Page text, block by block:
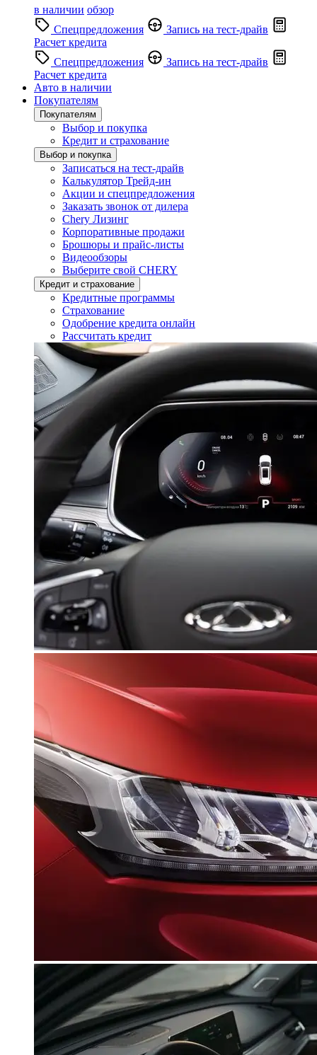
в наличии обзор
Спецпредложения
Запись на тест-драйв
Расчет кредита
Спецпредложения
Запись на тест-драйв
Расчет кредита
Авто в наличии
Покупателям
Покупателям
Выбор и покупка
Кредит и страхование
Выбор и покупка
Записаться на тест-драйв
Калькулятор Трейд-ин
Акции и спецпредложения
Заказать звонок от дилера
Chery Лизинг
Корпоративные продажи
Брошюры и прайс-листы
Видеообзоры
Выберите свой CHERY
Кредит и страхование
Кредитные программы
Страхование
Одобрение кредита онлайн
Рассчитать кредит